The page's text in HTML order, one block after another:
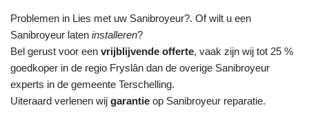
Problemen in Lies met uw Sanibroyeur?. Of wilt u een
Sanibroyeur laten installeren?
Bel gerust voor een vrijblijvende offerte, vaak zijn wij tot 25 %
goedkoper in de regio Fryslân dan de overige Sanibroyeur
experts in de gemeente Terschelling.
Uiteraard verlenen wij garantie op Sanibroyeur reparatie.